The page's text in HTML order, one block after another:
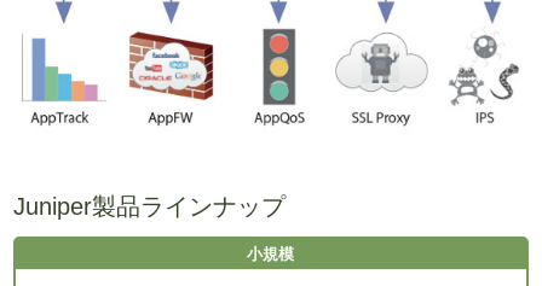
Juniper製品ラインナップ